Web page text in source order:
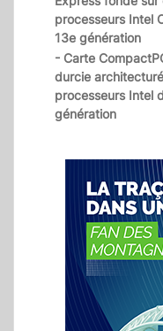
processeurs Intel
13e génération
- Carte
durcie
processeurs Intel
génération